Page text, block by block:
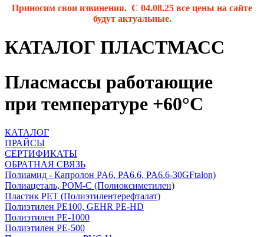
Приносим свои извинения. С 04.08.25 все цены на сайте
будут актуальные.
КАТАЛОГ ПЛАСТМАСС
Пласмассы работающие
при температуре +60°С
КАТАЛОГ
ПРАЙСЫ
СЕРТИФИКАТЫ
ОБРАТНАЯ СВЯЗЬ
Полиамид - Капролон PA6, PA6.6, PA6.6-30GFtalon)
Полиацеталь, POM-C (Полиоксиметилен)
Пластик PET (Полиэтилентерефталат)
Полиэтилен PE100, GEHR PE-HD
Полиэтилен PE-1000
Полиэтилен PE-500